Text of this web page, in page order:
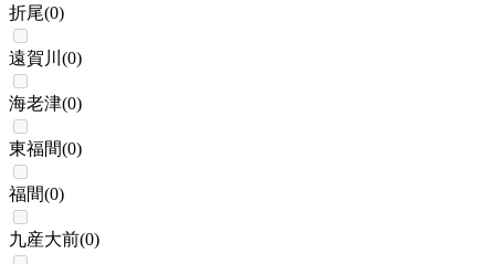
折尾(0)
遠賀川 (0)
海老津(0)
東福間(0)
福間(0)
九産大前(0)